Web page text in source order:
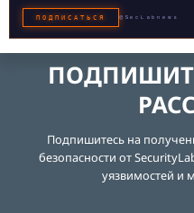
ПОДПИСАТЬСЯ @SecLabnews
Подпишитесь на
безопасности от
уязвимостей и